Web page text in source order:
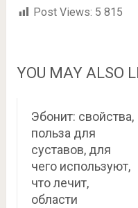
Post Views: 5 815
YOU MAY ALSO
Эбонит: свойства,
польза для
суставов, для
чего используют,
что лечит,
области